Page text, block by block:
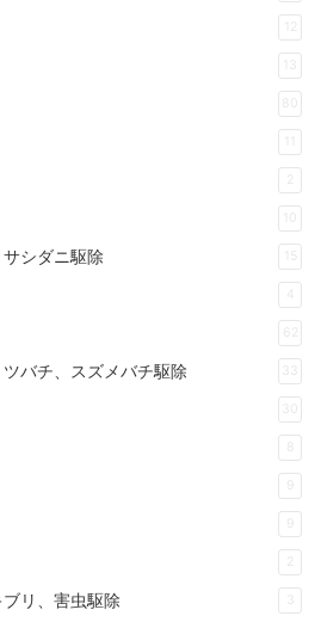
12
80
2
10
シダニ駆除 15
4
62
バチ、スズメバチ駆除
30
8
9
9
2
リ、害虫駆除